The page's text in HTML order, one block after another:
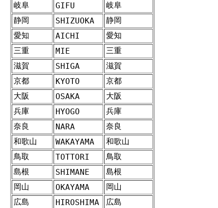
岐阜
GIFU
岐阜
静岡
SHIZUOKA
静岡
愛知
AICHI
愛知
三重
MIE
三重
滋賀
SHIGA
滋賀
京都
KYOTO
京都
大阪
OSAKA
大阪
兵庫
HYOGO
兵庫
奈良
NARA
奈良
和歌山
WAKAYAMA
和歌山
鳥取
TOTTORI
鳥取
島根
SHIMANE
島根
岡山
OKAYAMA
岡山
広島
HIROSHIMA
広島